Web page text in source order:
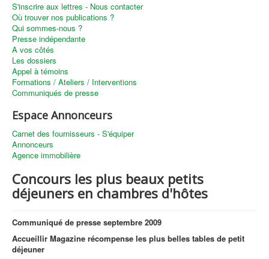
S'inscrire aux lettres - Nous contacter
Où trouver nos publications ?
Qui sommes-nous ?
Presse indépendante
A vos côtés
Les dossiers
Appel à témoins
Formations / Ateliers / Interventions
Communiqués de presse
Espace Annonceurs
Carnet des fournisseurs - S'équiper
Annonceurs
Agence immobilière
Concours les plus beaux petits
déjeuners en chambres d'hôtes
Communiqué de presse septembre 2009
Accueillir Magazine récompense les plus belles tables de petit
déjeuner